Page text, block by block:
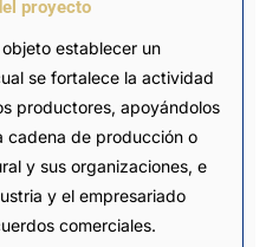
proyecto
establecer un
se fortalece la actividad
productores, apoyándolos
cadena de producción o
y sus organizaciones, e
y el empresariado
comerciales.